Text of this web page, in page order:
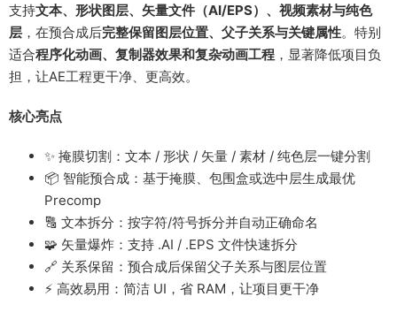
支持文本、形状图层、矢量文件（AI/EPS）、视频素材与纯色
层 ，在预合成后完整保留图层位置、父子关系与关键属性。特别
适合程序化动画、复制器效果和复杂动画工程 ，显著降低项目负
担，让AE工程更干净、更高效。
核心亮点
✨ 掩膜切割：文本 / 形状 / 矢量 / 素材 / 纯色层一键分割
📦 智能预合成：基于掩膜、包围盒或选中层生成最优
Precomp
🔠 文本拆分：按字符/符号拆分并自动正确命名
🧩 矢量爆炸：支持 .AI / .EPS 文件快速拆分
🔗 关系保留：预合成后保留父子关系与图层位置
⚡ 高效易用：简洁 UI，省 RAM，让项目更干净